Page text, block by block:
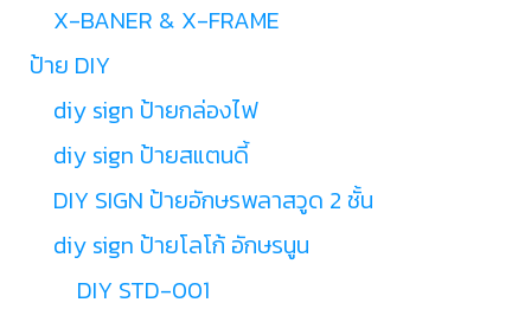
X-BANER & X-FRAME
ป้าย DIY
diy sign ป้ายกล่องไฟ
diy sign ป้ายสแตนดี้
DIY SIGN ป้ายอักษรพลาสวูด 2 ชั้น
diy sign ป้ายโลโก้ อักษรนูน
DIY STD-001